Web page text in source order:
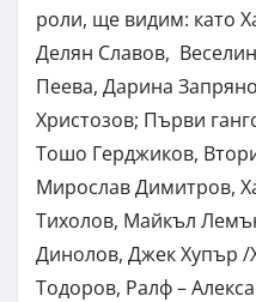
роли, ще видим: като
Делян Славов,
Пеева, Дарина
Христозов; Първи
Тошо Герджиков,
Мирослав Димитров,
Тихолов, Майкъл
Динолов, Джек Хупър
Тодоров, Ралф –